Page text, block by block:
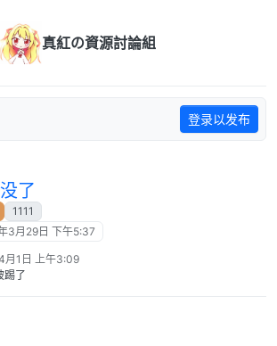
真紅の資源討論組
登录以发布
了
1111
3月29日 下午5:37
月1日 上午3:09
踢了